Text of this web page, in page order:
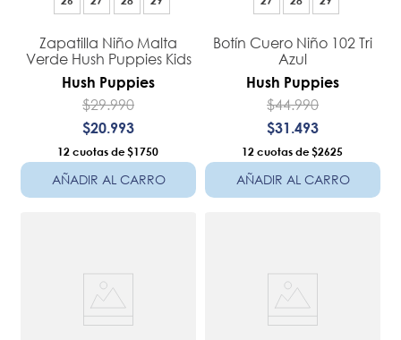
Zapatilla Niño Malta
Verde Hush Puppies Kids
Hush Puppies
$29.990
$20 993
12 $1750
AÑADIR AL CARRO
Botín Cuero Niño 102 Tri
Azul
Hush Puppies
$44.990
$31 493
12 $2625
AÑADIR AL CARRO